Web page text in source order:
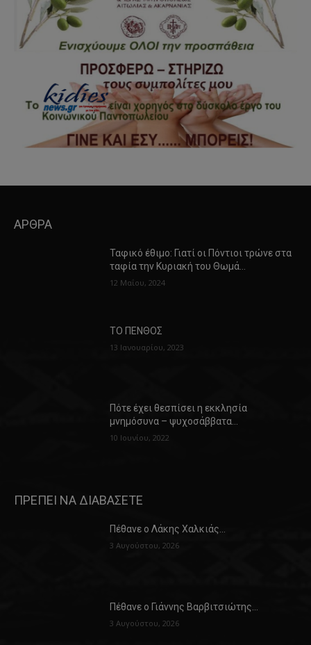
ΑΡΘΡΑ
Ταφικό έθιμο: Γιατί οι Πόντιοι τρώνε στα
ταφία την Κυριακή του Θωμά…
12 Μαΐου, 2024
ΤΟ ΠΕΝΘΟΣ
13 Ιανουαρίου, 2023
Πότε έχει θεσπίσει η εκκλησία
μνημόσυνα – ψυχοσάββατα…
10 Ιουνίου, 2022
ΠΡΕΠΕΙ ΝΑ ΔΙΑΒΑΣΕΤΕ
Πέθανε ο Λάκης Χαλκιάς…
3 Αυγούστου, 2026
Πέθανε ο Γιάννης Βαρβιτσιώτης…
3 Αυγούστου, 2026